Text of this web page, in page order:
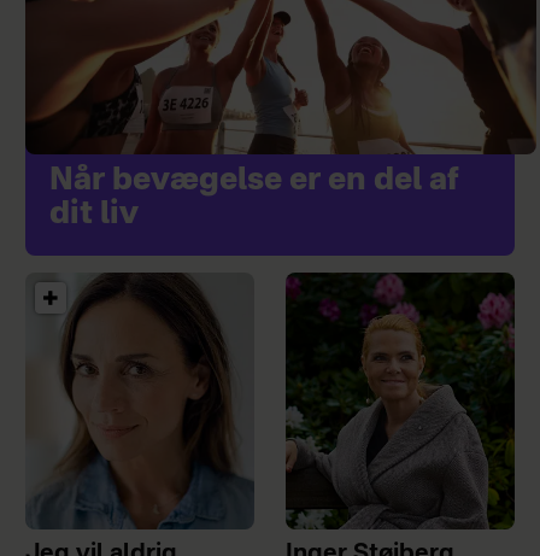
Når bevægelse er en del af
dit liv